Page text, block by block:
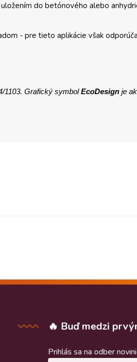
uložením do betónového alebo
- pre tieto aplikácie však
1103. Grafický symbolEcoDesign je
🔥 Buď medzi
Prihlás sa na odber